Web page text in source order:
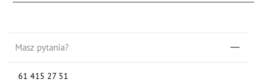
Masz pytania?
61 415 27 51